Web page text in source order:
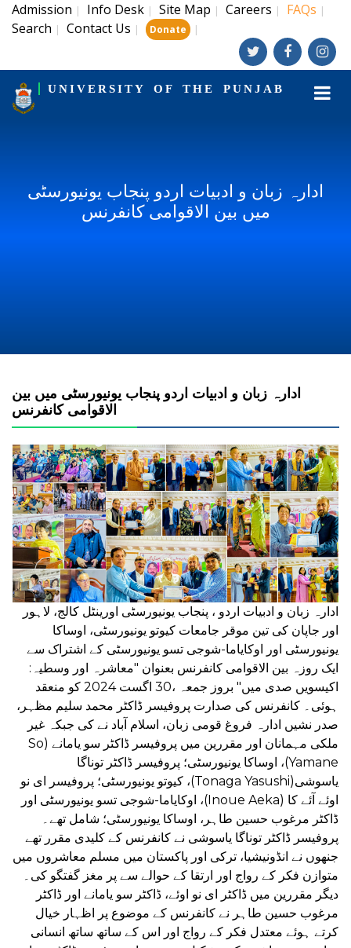
Admission | Info Desk | Site Map | Careers | FAQs |
Search | Contact Us | Donate |
UNIVERSITY OF THE PUNJAB
ادارہ زبان و ادبیات اردو پنجاب یونیورسٹی
میں بین الاقوامی کانفرنس
ادارہ زبان و ادبیات اردو پنجاب یونیورسٹی میں بین
الاقوامی کانفرنس
ادارہ زبان و ادبیات اردو ، پنجاب یونیورسٹی اورینٹل کالج، لاہور
اور جاپان کی تین موقر جامعات کیوتو یونیورسٹی، اوساکا
یونیورسٹی اور اوکایاما-شوجی تسو یونیورسٹی کے اشتراک سے
ایک روزہ بین الاقوامی کانفرنس بعنوان "معاشرہ اور وسطیہ:
اکیسویں صدی میں" بروز جمعہ ،30 اگست 2024 کو منعقد
ہوئی۔ کانفرنس کی صدارت پروفیسر ڈاکٹر محمد سلیم مظہر،
صدر نشیں ادارہ فروغ قومی زبان، اسلام آباد نے کی جبکہ غیر
ملکی مہمانان اور مقررین میں پروفیسر ڈاکٹر سو یامانے (So
Yamane)، اوساکا یونیورسٹی؛ پروفیسر ڈاکٹر توناگا
یاسوشی(Tonaga Yasushi)، کیوتو یونیورسٹی؛ پروفیسر ای نو
اوئے آئے کا (Inoue Aeka)، اوکایاما-شوجی تسو یونیورسٹی اور
ڈاکٹر مرغوب حسین طاہر، اوساکا یونیورسٹی؛ شامل تھے۔
پروفیسر ڈاکٹر توناگا یاسوشی نے کانفرنس کے کلیدی مقرر تھے
جنھوں نے انڈونیشیا، ترکی اور پاکستان میں مسلم معاشروں میں
متوازن فکر کے رواج اور ارتقا کے حوالے سے پر مغز گفتگو کی۔
دیگر مقررین میں ڈاکٹر ای نو اوئے، ڈاکٹر سو یامانے اور ڈاکٹر
مرغوب حسین طاہر نے کانفرنس کے موضوع پر اظہار خیال
کرتے ہوئے معتدل فکر کے رواج اور اس کے ساتھ ساتھ انسانی